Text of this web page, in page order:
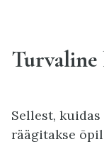
Sellest,
räägitakse